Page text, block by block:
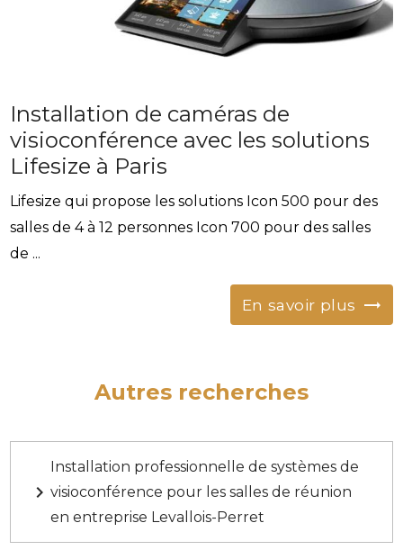
Installation de caméras de
visioconférence avec les solutions
Lifesize à Paris
Lifesize qui propose les solutions Icon 500 pour des
salles de 4 à 12 personnes Icon 700 pour des salles
de ...
En savoir plus
Autres recherches
navigate_next
Installation professionnelle de systèmes de
visioconférence pour les salles de réunion
en entreprise Levallois-Perret